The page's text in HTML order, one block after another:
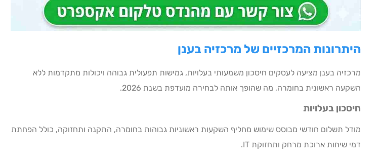
היתרונות המרכזיים של מרכזיה בענן
מרכזיה בענן מציעה לעסקים חיסכון משמעותי בעלויות, גמישות תפעולית גבוהה ויכולות מתקדמות ללא
השקעה ראשונית בחומרה, מה שהופך אותה לבחירה מועדפת בשנת 2026.
חיסכון בעלויות
מודל תשלום חודשי מבוסס שימוש מחליף השקעות ראשוניות גבוהות בחומרה, התקנה ותחזוקה, כולל הפחתת
דמי שיחות ארוכת מרחק ותחזוקת IT.